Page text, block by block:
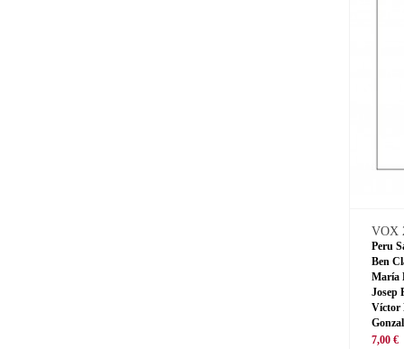
VOX
Peru
Ben
María
Josep
Víctor
7,00 €